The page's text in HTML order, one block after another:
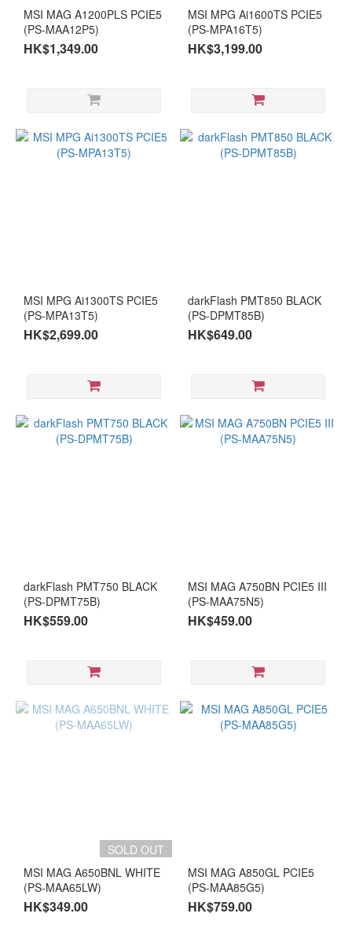
MSI MAG A1200PLS PCIE5
(PS-MAA12P5)
HK$1,349.00
MSI MPG Ai1600TS PCIE5
(PS-MPA16T5)
HK$3,199.00
MSI MPG Ai1300TS PCIE5
(PS-MPA13T5)
HK$2,699.00
darkFlash PMT850 BLACK
(PS-DPMT85B)
HK$649.00
darkFlash PMT750 BLACK
(PS-DPMT75B)
HK$559.00
MSI MAG A750BN PCIE5 III
(PS-MAA75N5)
HK$459.00
SOLD OUT
MSI MAG A650BNL WHITE
(PS-MAA65LW)
HK$349.00
MSI MAG A850GL PCIE5
(PS-MAA85G5)
HK$759.00